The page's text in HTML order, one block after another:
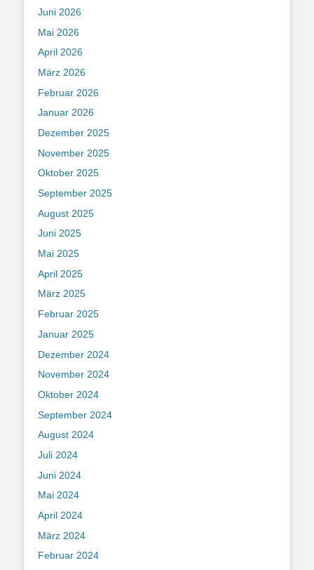
Juni 2026
Mai 2026
April 2026
März 2026
Februar 2026
Januar 2026
Dezember 2025
November 2025
Oktober 2025
September 2025
August 2025
Juni 2025
Mai 2025
April 2025
März 2025
Februar 2025
Januar 2025
Dezember 2024
November 2024
Oktober 2024
September 2024
August 2024
Juli 2024
Juni 2024
Mai 2024
April 2024
März 2024
Februar 2024